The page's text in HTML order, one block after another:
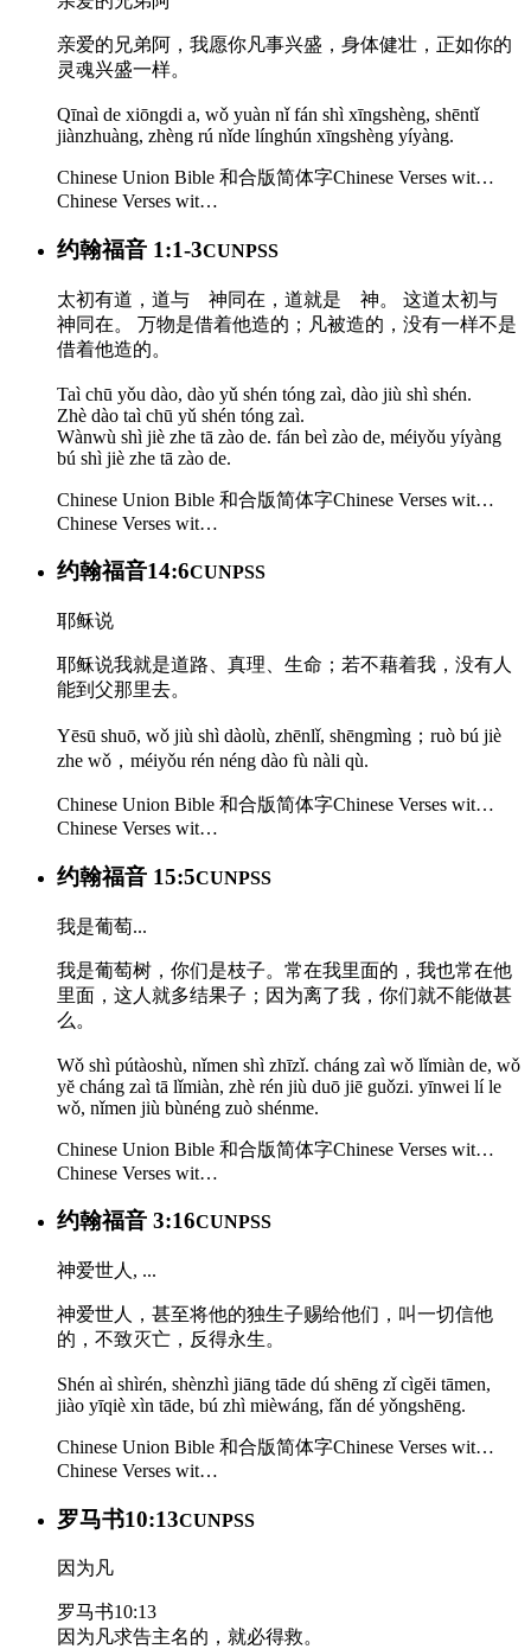
亲爱的兄弟阿，我愿你凡事兴盛，身体健壮，正如你的
灵魂兴盛一样。
Qīnaì de xiōngdi a, wǒ yuàn nǐ fán shì xīngshèng, shēntǐ
jiànzhuàng, zhèng rú nǐde línghún xīngshèng yíyàng.
Chinese Union Bible 和合版简体字Chinese Verses wit…
Chinese Verses wit…
约翰福音 1:1-3CUNPSS
太初有道，道与 神同在，道就是 神。 这道太初与
神同在。 万物是借着他造的；凡被造的，没有一样不是
借着他造的。
Taì chū yǒu dào, dào yǔ shén tóng zaì, dào jiù shì shén.
Zhè dào taì chū yǔ shén tóng zaì.
Wànwù shì jiè zhe tā zào de. fán beì zào de, méiyǒu yíyàng
bú shì jiè zhe tā zào de.
Chinese Union Bible 和合版简体字Chinese Verses wit…
Chinese Verses wit…
约翰福音14:6CUNPSS
耶稣说
耶稣说我就是道路、真理、生命；若不藉着我，没有人
能到父那里去。
Yēsū shuō, wǒ jiù shì dàolù, zhēnlǐ, shēngmìng；ruò bú jiè
zhe wǒ，méiyǒu rén néng dào fù nàli qù.
Chinese Union Bible 和合版简体字Chinese Verses wit…
Chinese Verses wit…
约翰福音 15:5CUNPSS
我是葡萄...
我是葡萄树，你们是枝子。常在我里面的，我也常在他
里面，这人就多结果子；因为离了我，你们就不能做甚
么。
Wǒ shì pútàoshù, nǐmen shì zhīzǐ. cháng zaì wǒ lǐmiàn de, wǒ
yĕ cháng zaì tā lǐmiàn, zhè rén jiù duō jiē guǒzi. yīnwei lí le
wǒ, nǐmen jiù bùnéng zuò shénme.
Chinese Union Bible 和合版简体字Chinese Verses wit…
Chinese Verses wit…
约翰福音 3:16CUNPSS
神爱世人, ...
神爱世人，甚至将他的独生子赐给他们，叫一切信他
的，不致灭亡，反得永生。
Shén aì shìrén, shènzhì jiāng tāde dú shēng zǐ cìgĕi tāmen,
jiào yīqiè xìn tāde, bú zhì mièwáng, fǎn dé yǒngshēng.
Chinese Union Bible 和合版简体字Chinese Verses wit…
Chinese Verses wit…
罗马书10:13CUNPSS
因为凡
罗马书10:13
因为凡求告主名的，就必得救。